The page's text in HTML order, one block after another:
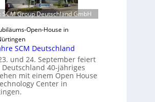
s
j
h
r
e
r
f
r
D
a
c
h
SCM Group Deutschland GmbH
Open-House in
SCM Deutschland
und 24. September feiert
Deutschland 40-jähriges
mit einem Open House
Center in